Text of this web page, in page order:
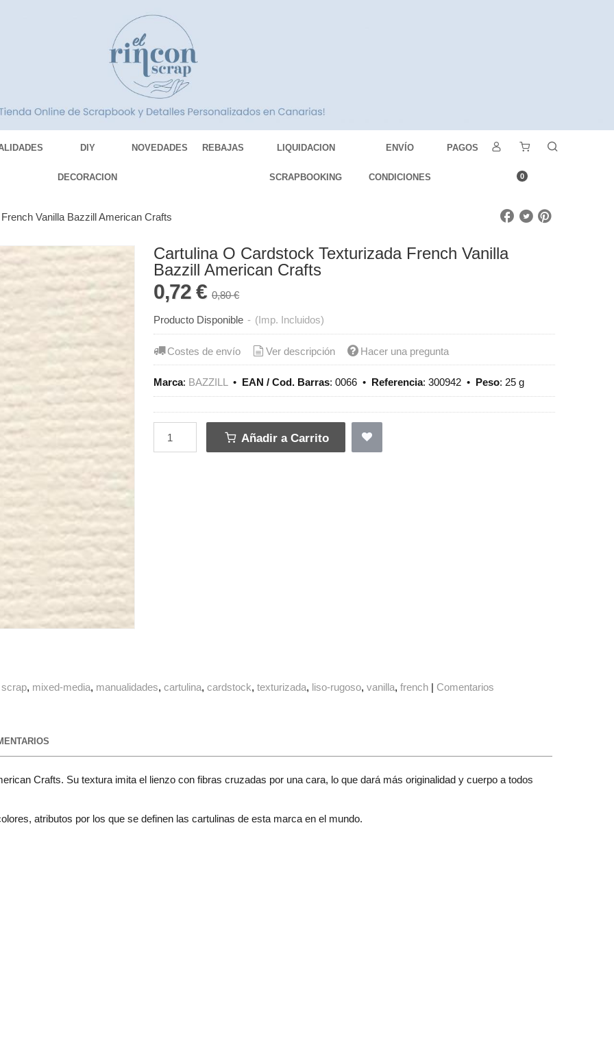
DIY
DECORACION
NOVEDADES REBAJAS LIQUIDACION
SCRAPBOOKING
ENVÍO
CONDICIONES
PAGOS
0
Vanilla Bazzill American Crafts
Cartulina O Cardstock Texturizada French Vanilla
Bazzill American Crafts
0,72 €0,80 €
Producto Disponible - (Imp. Incluidos)
Costes de envío Ver descripción Hacer una pregunta
Marca: BAZZILL • EAN / Cod. Barras:0066 • Referencia:300942 • Peso: 25 g
Añadir a Carrito
scrap mixed-media manualidades cartulina cardstock texturizada liso-rugoso vanilla french | Comentarios
Crafts. Su textura imita el lienzo con fibras cruzadas por una cara, lo que dará más originalidad y cuerpo a todos
atributos por los que se definen las cartulinas de esta marca en el mundo.